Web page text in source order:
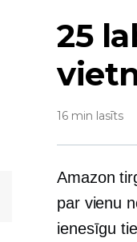
25
16 min lasīts
Amazon
par vienu
ienesīgu